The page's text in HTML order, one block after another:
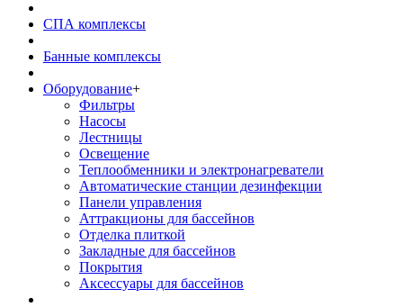
СПА комплексы
Банные комплексы
Оборудование+
Фильтры
Насосы
Лестницы
Освещение
Теплообменники и электронагреватели
Автоматические станции дезинфекции
Панели управления
Аттракционы для бассейнов
Отделка плиткой
Закладные для бассейнов
Покрытия
Аксессуары для бассейнов